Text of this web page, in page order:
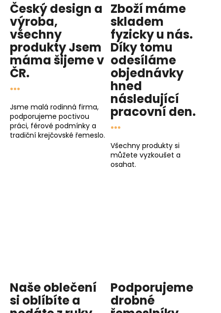
Český design a
výroba,
všechny
produktyJsem
mámašijeme v
ČR.
...
Jsme malá rodinná firma,
podporujeme poctivou
práci, férové podmínky a
tradiční krejčovské řemeslo.
Zboží máme
skladem
fyzicky u nás.
Díky tomu
odesíláme
objednávky
hned
následující
pracovní den.
...
Všechny produkty si
můžete vyzkoušet a
osahat.
Naše oblečení
si oblíbíte a
Podporujeme
drobné